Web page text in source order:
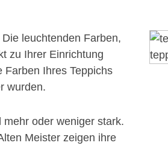
leuchtenden Farben,
zu Ihrer Einrichtung
Farben Ihres Teppichs
wurden.
oder weniger stark.
Meister zeigen ihre